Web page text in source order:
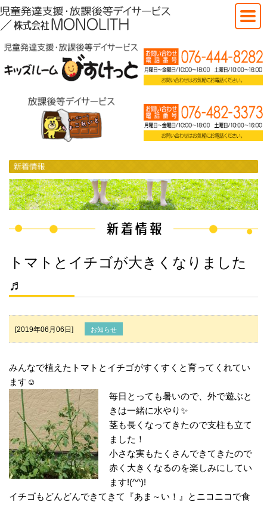
トマトとイチゴが大きくなりました
♬
[2019年06月06日] お知らせ
みんなで植えたトマトとイチゴがすくすくと育ってくれてい
ます☺
毎日とっても暑いので、外で遊ぶと
きは一緒に水やり✨
茎も長くなってきたので支柱も立て
ました！
小さな実もたくさんできてきたので
赤く大きくなるのを楽しみにしてい
ます!(^^)!
イチゴもどんどんできてきて『あま～い！』とニコニコで食